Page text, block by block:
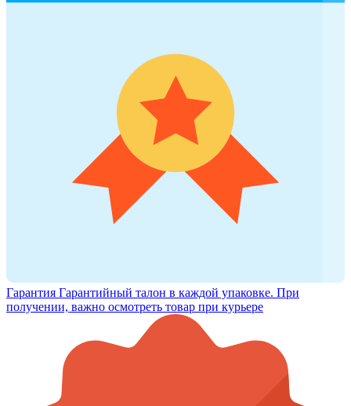
Гарантия Гарантийный талон в каждой упаковке. При
получении, важно осмотреть товар при курьере